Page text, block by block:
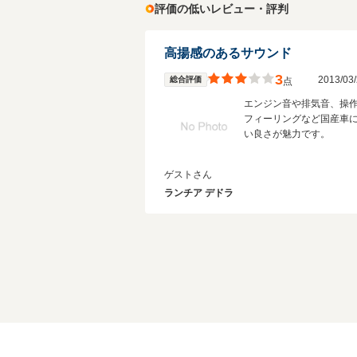
評価の低いレビュー・評判
高揚感のあるサウンド
総合評価 3点 2013/
エンジン音や排気音、操
フィーリングなど国産車
い良さが魅力です。
ゲストさん
ランチア デドラ